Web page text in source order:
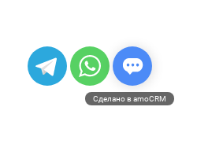
Сделано в amoCRM